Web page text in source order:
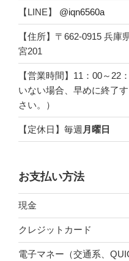
【LINE】 @iqn6560a
【住所】〒662-0915 兵
宮201
【営業時間】11：00～22
いない場合、早めに終了
さい。）
【定休日】毎週 月曜日
お支払い方法
現金
クレジットカード
電子マネー（交通系、